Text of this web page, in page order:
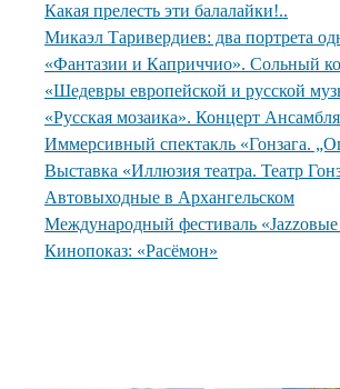
Какая прелесть эти балалайки!..
Микаэл Таривердиев: два портрета
«Фантазии и Каприччио». Сольный
«Шедевры европейской и русской
«Русская мозаика». Концерт
Иммерсивный спектакль «Гонзага.
Выставка «Иллюзия театра. Театр
Автовыходные в Архангельском
Международный фестиваль
Кинопоказ: «Расёмон»